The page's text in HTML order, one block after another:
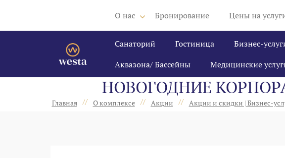
О нас Бронирование Цены на
Санаторий Гостиница Бизнес-
Аквазона/ Бассейны
Медицинские
НОВОГОДНИЕ
Главная // О комплексе // Акции // Акции и скидки | Бизнес-